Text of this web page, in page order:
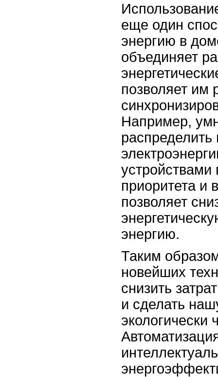
еще один
энергию в
объединяет
позволяет им
Например,
распределить
устройствами
приоритета и
позволяет
энергию.
Таким
новейших
снизить
и сделать
экологически